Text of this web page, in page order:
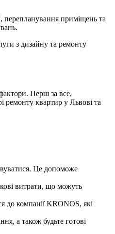
перепланування приміщень та
з дизайну та ремонту
Перш за все,
ремонту квартир у Львові та
Це допоможе
витрати, що можуть
до компанії KRONOS, які
а також будьте готові